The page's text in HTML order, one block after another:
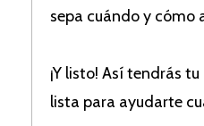
sepa cuándo y cómo
¡Y listo! Así tendrás
lista para ayudarte